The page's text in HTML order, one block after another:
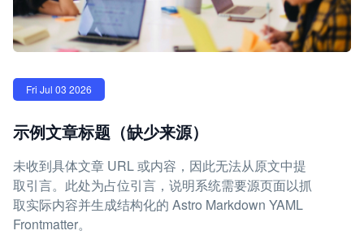
Fri Jul 03 2026
示例文章标题（缺少来源）
未收到具体文章 URL 或内容，因此无法从原文中提
取引言。此处为占位引言，说明系统需要源页面以抓
取实际内容并生成结构化的 Astro Markdown YAML
Frontmatter。